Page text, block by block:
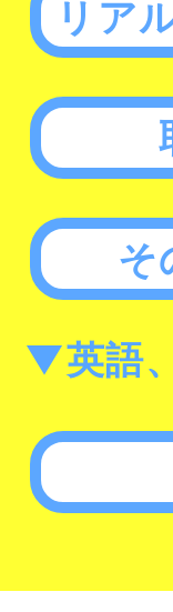
リア
そ
▼英語